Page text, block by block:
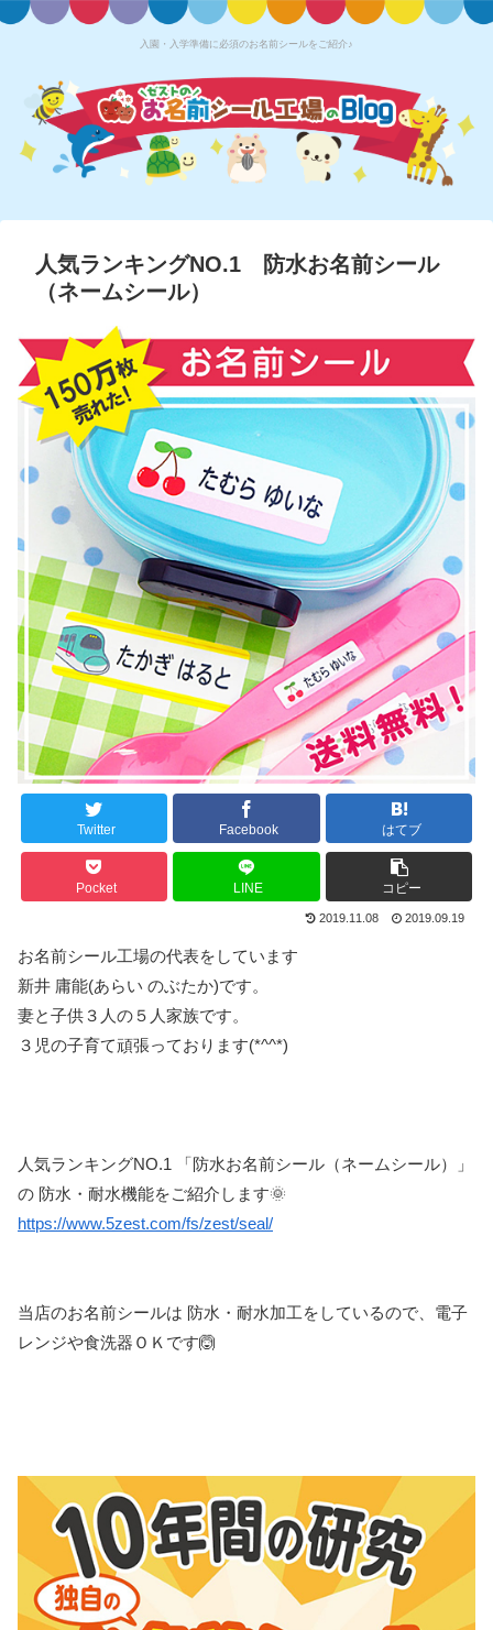
入園・入学準備に必須のお名前シールをご紹介♪
人気ランキングNO.1 防水お名前シール
（ネームシール）
Twitter Facebook はてブ
Pocket LINE コピー
2019.11.08 2019.09.19
お名前シール工場の代表をしています
新井 庸能(あらい のぶたか)です。
妻と子供３人の５人家族です。
３児の子育て頑張っております(*^^*)
人気ランキングNO.1 「防水お名前シール（ネームシール）」
の 防水・耐水機能をご紹介します🌞
https://www.5zest.com/fs/zest/seal/
当店のお名前シールは 防水・耐水加工をしているので、電子
レンジや食洗器ＯＫです🙆